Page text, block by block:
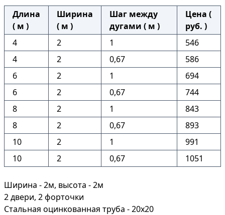
Длина
( м )
Ширина
( м )
Шаг между
дугами ( м )
Цена (
руб. )
4
2 1
546
4
2 0,67
586
6
2 1
694
6
2 0,67
744
8
2 1
843
8
2 0,67
893
10
2 1
991
10
2 0,67 1051
Ширина - 2м, высота - 2м
2 двери, 2 форточки
Стальная оцинкованная труба - 20х20